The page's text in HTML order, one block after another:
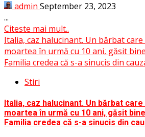
admin September 23, 2023
...
Citeste mai mult..
Italia, caz halucinant. Un bărbat
moartea în urmă cu 10 ani, găsit
Familia credea că s-a sinucis din
Stiri
Italia, caz halucinant. Un bărbat
moartea în urmă cu 10 ani, găsit
Familia credea că s-a sinucis din